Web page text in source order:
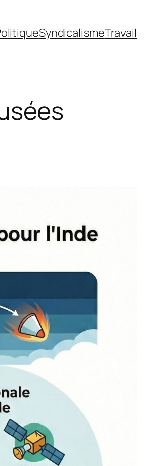
SyndicalismeTravail